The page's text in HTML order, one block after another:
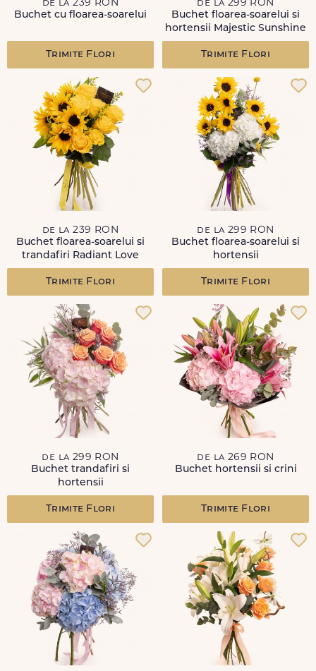
de la 239 RON
Buchet cu floarea-soarelui
Trimite Flori
de la 299 RON
Buchet floarea-soarelui si
hortensii Majestic Sunshine
Trimite Flori
de la 239 RON
Buchet floarea-soarelui si
trandafiri Radiant Love
Trimite Flori
de la 299 RON
Buchet floarea-soarelui si
hortensii
Trimite Flori
de la 299 RON
Buchet trandafiri si
hortensii
Trimite Flori
de la 269 RON
Buchet hortensii si crini
Trimite Flori